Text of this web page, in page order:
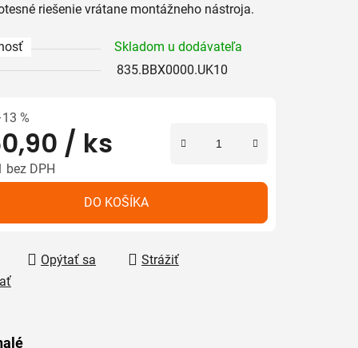
riešenie vrátane montážneho nástroja.
Skladom u dodávateľa
835.BBX0000.UK10
%
/ ks
bez DPH
DO KOŠÍKA
Opýtať sa
Strážiť